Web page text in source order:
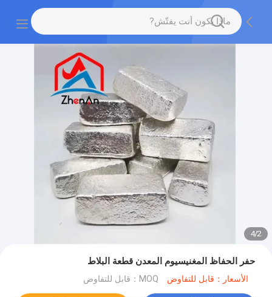
2
/
4
حفر الحفاظ المغنيسيوم المعدن قطعة البلاط
الأسعار：قابل للتفاوض MOQ：قابل للتفاوض